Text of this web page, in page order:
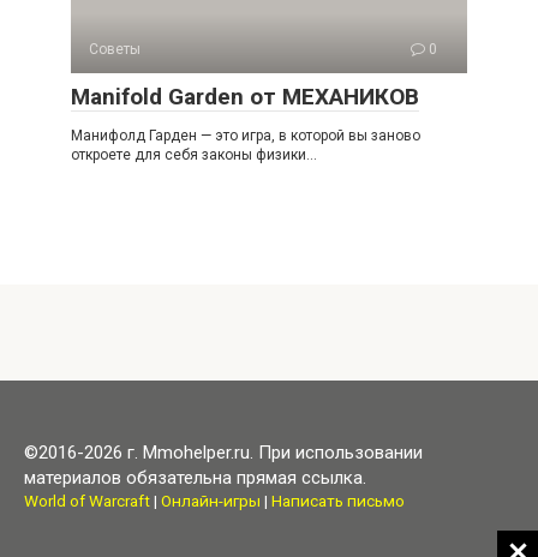
Советы 0
Manifold Garden от МЕХАНИКОВ
Манифолд Гарден — это игра, в которой вы заново
откроете для себя законы физики…
©2016-2026 г. Mmohelper.ru. При использовании
материалов обязательна прямая ссылка.
World of Warcraft| Онлайн-игры | Написать письмо